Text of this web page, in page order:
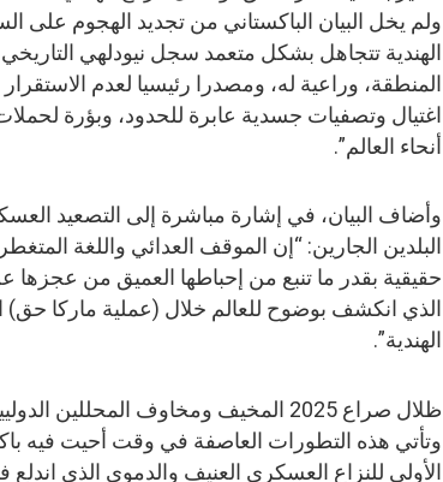
ولم يخل البيان الباكستاني من تجديد الهجوم على
الهندية تتجاهل بشكل متعمد سجل نيودلهي التاريخي
المنطقة، وراعية له، ومصدرا رئيسيا لعدم
اغتيال وتصفيات جسدية عابرة للحدود، وبؤرة
أنحاء العالم”.
وأضاف البيان، في إشارة مباشرة إلى التصعيد
البلدين الجارين: “إن الموقف العدائي واللغة
حقيقية بقدر ما تنبع من إحباطها العميق من عجزها
الذي انكشف بوضوح للعالم خلال (عملية ماركا حق)
الهندية”.
ظلال صراع 2025 المخيف ومخاوف المحللين الدوليين
وتأتي هذه التطورات العاصفة في وقت أحيت فيه